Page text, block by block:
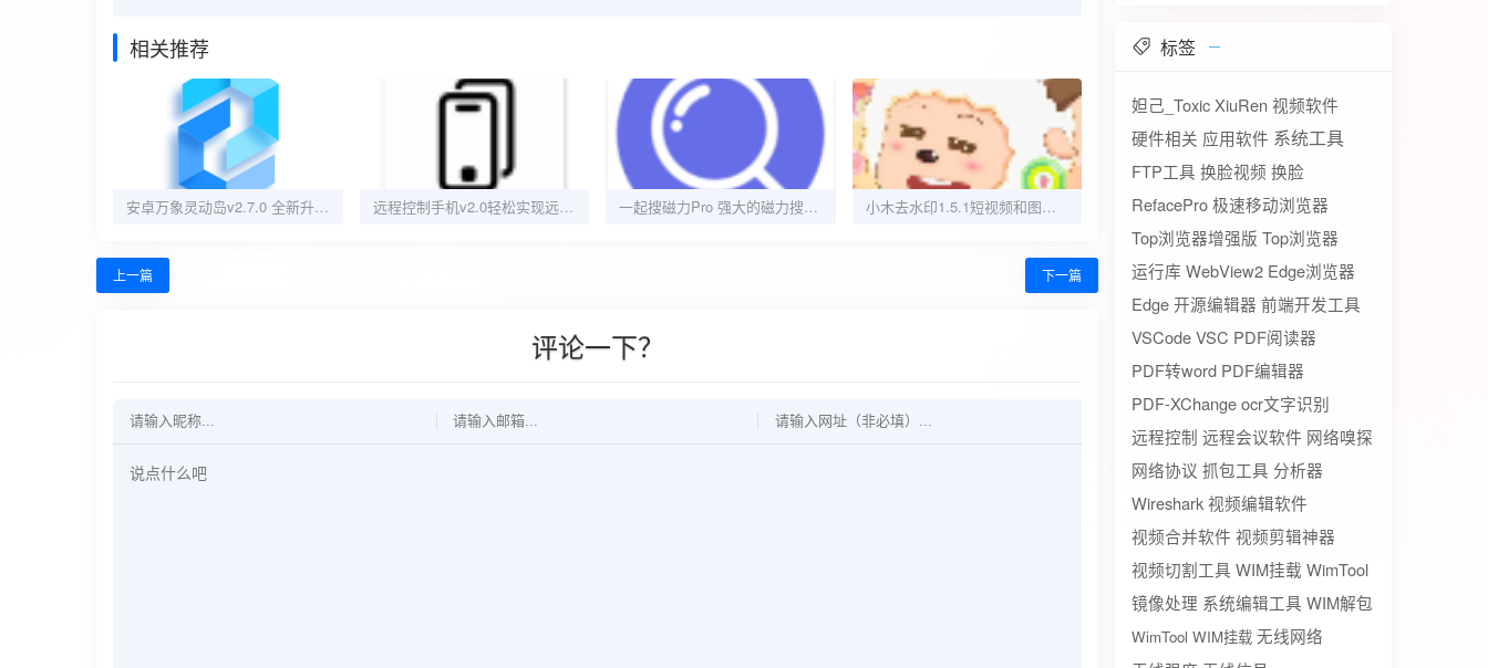
相关推荐
安卓万象灵动岛v2.7.0 全新升级版 远程控制手机v2.0轻松实现远程控制 一起搜磁力Pro 强大的磁力搜索引擎 小木去水印1.5.1短视频和图集去水印工具
上一篇 下一篇
评论一下？
标签
妲己_ToxicXiuRen 视频软件
硬件相关 应用软件 系统工具
FTP工具 换脸视频 换脸
RefacePro极速移动浏览器
Top浏览器增强版 Top浏览器
运行库 WebView2 Edge浏览器
Edge开源编辑器 前端开发工具
VSCodeVSC PDF阅读器
PDF转word PDF编辑器
PDF-XChangeocr文字识别
远程控制 远程会议软件 网络嗅探
网络协议 抓包工具 分析器
Wireshark视频编辑软件
视频合并软件 视频剪辑神器
视频切割工具 WIM挂载 WimTool
镜像处理 系统编辑工具 WIM解包
WimTool WIM挂载 无线网络